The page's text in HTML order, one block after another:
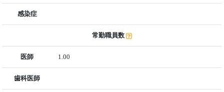
感染症
常勤職員数
医師 1.00
歯科医師